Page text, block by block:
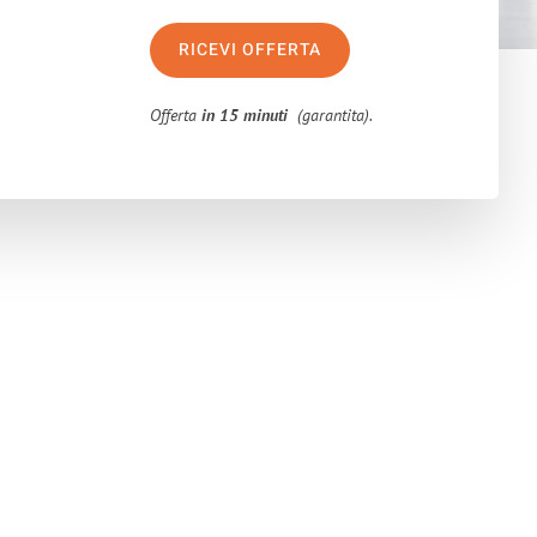
RICEVI OFFERTA
Offertain 15 minuti (garantita).